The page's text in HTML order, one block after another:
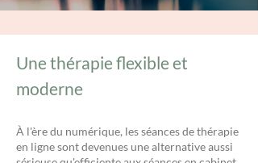
Une thérapie flexible et
moderne
À l'ère du numérique, les séances de thérapie
en ligne sont devenues une alternative aussi